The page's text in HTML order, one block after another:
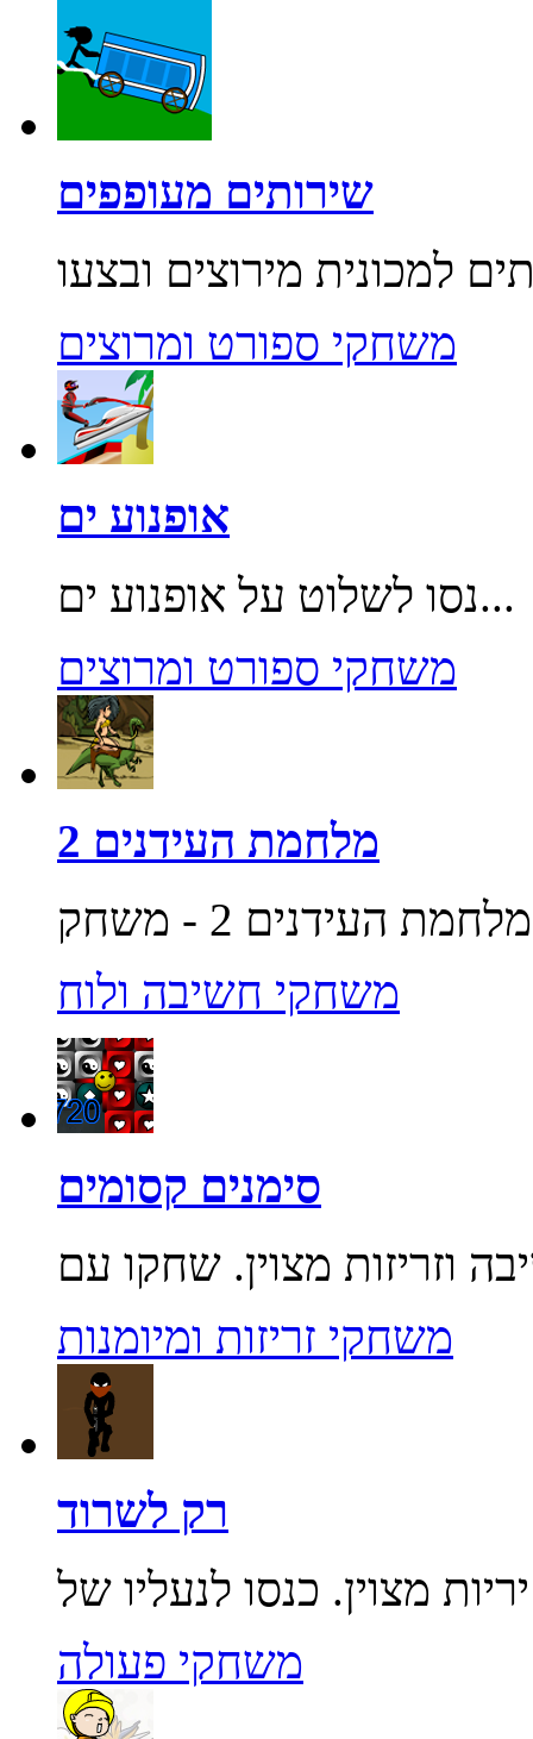
שירותים מעופפים
משחקי ספורט ומרוצים
אופנוע ים
נסו לשלוט על אופנוע ים...
משחקי ספורט ומרוצים
מלחמת העידנים 2
משחקי חשיבה ולוח
סימנים קסומים
משחקי זריזות ומיומנות
רק לשרוד
משחקי פעולה